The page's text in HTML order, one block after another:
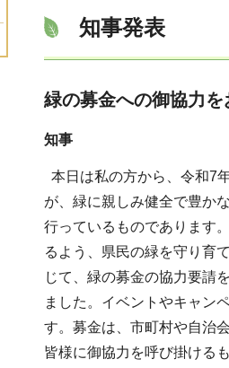
知事発表
緑の募金への御協力
知事
本日は私の方から、令和7
が、緑に親しみ健全で豊か
行っているものであります
るよう、県民の緑を守り育
じて、緑の募金の協力要請
ました。イベントやキャン
す。募金は、市町村や自治
皆様に御協力を呼び掛ける